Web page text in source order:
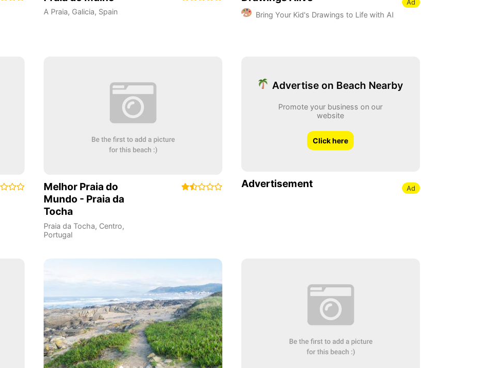
A Praia, Galicia, Spain Bring Your Kid's Drawings to Life with AI
Ad
Melhor Praia do
Mundo - Praia da
Tocha
Praia da Tocha, Centro,
Portugal
Advertise on Beach Nearby
Promote your business on our
website
Click here
Advertisement Ad